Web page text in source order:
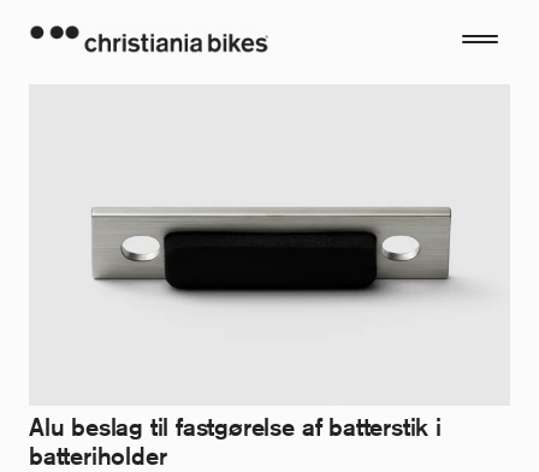
Alu beslag til fastgørelse af batterstik i
batteriholder